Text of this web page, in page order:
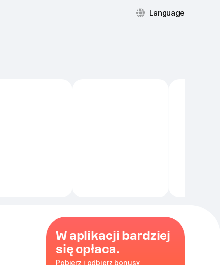
Language
W aplikacji bardziej
się opłaca.
Pobierz i odbierz bonusy